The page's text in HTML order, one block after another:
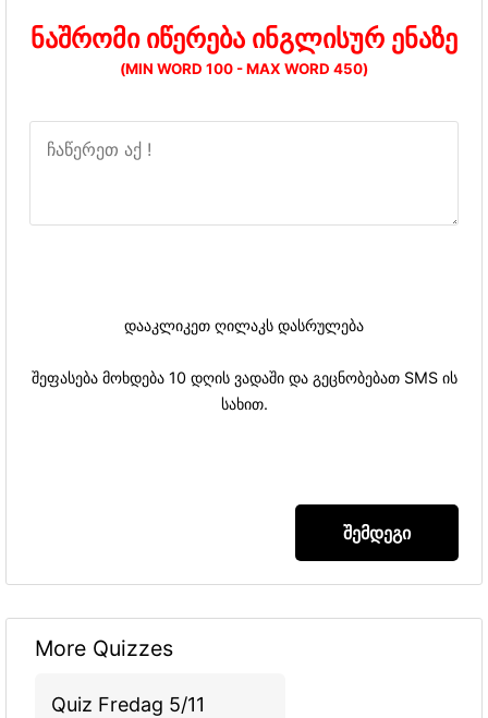
ნაშრომი იწერება ინგლისურ ენაზე
(MIN WORD 100 - MAX WORD 450)
დააკლიკეთ ღილაკს დასრულება
შეფასება მოხდება 10 დღის ვადაში და გეცნობებათ SMS ის
სახით.
More Quizzes
Quiz Fredag 5/11